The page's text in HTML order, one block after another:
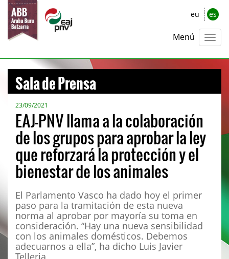
eu es
Menú
Sala de Prensa
23/09/2021
EAJ-PNV llama a la colaboración
de los grupos para aprobar la ley
que reforzará la protección y el
bienestar de los animales
El Parlamento Vasco ha dado hoy el primer
paso para la tramitación de esta nueva
norma al aprobar por mayoría su toma en
consideración. “Hay una nueva sensibilidad
con los animales domésticos. Debemos
adecuarnos a ella”, ha dicho Luis Javier
Telleria